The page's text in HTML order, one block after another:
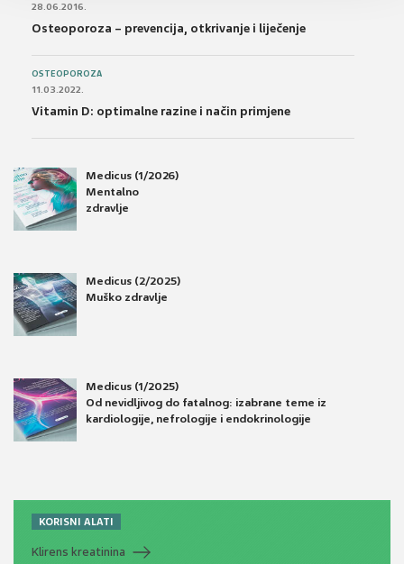
28.06.2016.
Osteoporoza – prevencija, otkrivanje i liječenje
OSTEOPOROZA
11.03.2022.
Vitamin D: optimalne razine i način primjene
Medicus (1/2026)
Mentalno
zdravlje
Medicus (2/2025)
Muško zdravlje
Medicus (1/2025)
Od nevidljivog do fatalnog: izabrane teme iz
kardiologije, nefrologije i endokrinologije
KORISNI ALATI
Klirens kreatinina